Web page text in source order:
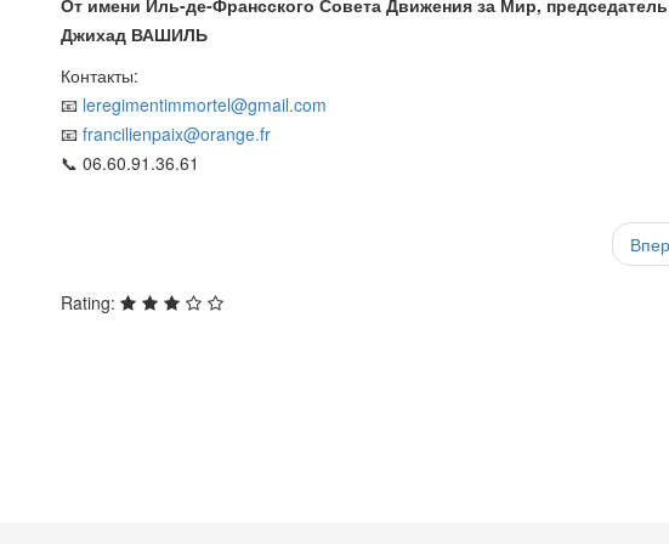
От имени Иль-де-Франсского Совета Движения за Мир, председатель
Джихад ВАШИЛЬ
Контакты:
📧 leregimentimmortel@gmail.com
📧 francilienpaix@orange.fr
📞 06.60.91.36.61
Rating: